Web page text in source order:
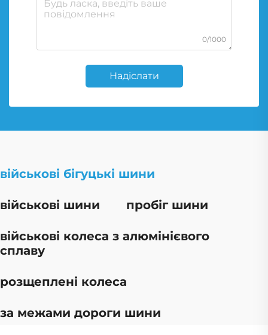
0/1000
Надіслати
військові бігуцькі шини
військові шини пробіг шини
військові колеса з алюмінієвого
сплаву
розщеплені колеса
за межами дороги шини